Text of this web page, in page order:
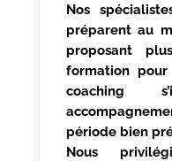
Nos
préparent au
proposant
formation
coaching
période bien
Nous